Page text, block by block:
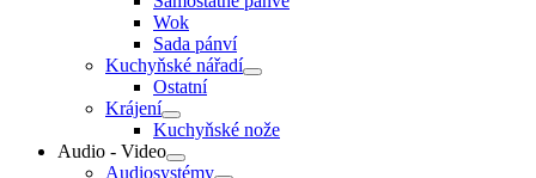
Wok
Sada pánví
Kuchyňské nářadí
Ostatní
Krájení
Kuchyňské nože
Audio - Video
Audiosystémy